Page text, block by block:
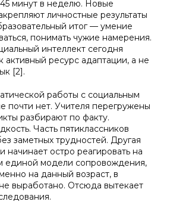
минут в неделю. Новые
личностные результаты
итог — умение
понимать чужие намерения.
интеллект сегодня
активный ресурс адаптации, а не
[2].
работы с социальным
почти нет. Учителя перегружены
разбирают по факту.
Часть пятиклассников
заметных трудностей. Другая
начинает остро реагировать на
единой модели сопровождения,
на данный возраст, в
выработано. Отсюда вытекает